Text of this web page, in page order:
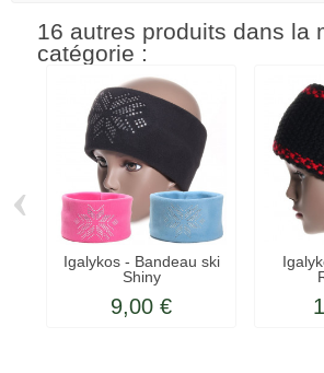
16 autres produits dans la
catégorie :
Igalykos - Bandeau ski
Shiny
9,00 €
‹